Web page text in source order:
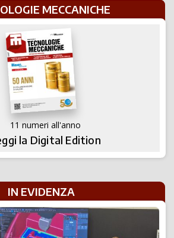
MECCANICHE
11 numeri all'anno
la Digital Edition
IN EVIDENZA